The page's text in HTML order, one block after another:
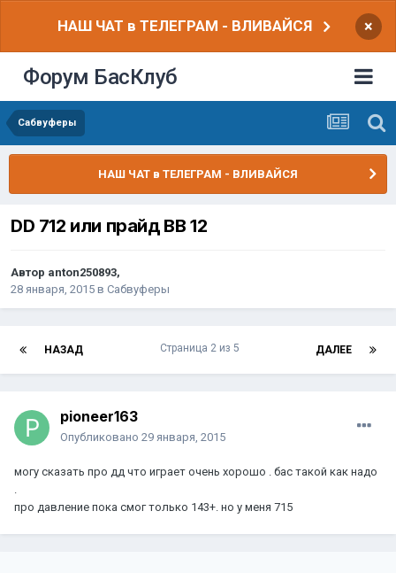
НАШ ЧАТ в ТЕЛЕГРАМ - ВЛИВАЙСЯ ×
Форум БасКлуб
Сабвуферы
НАШ ЧАТ в ТЕЛЕГРАМ - ВЛИВАЙСЯ
DD 712 или прайд BB 12
Автор anton250893,
28 января, 2015 в Сабвуферы
НАЗАД ДАЛЕЕ
Страница 2 из 5
pioneer163
Опубликовано 29 января, 2015
могу сказать про дд что играет очень хорошо . бас такой как надо
.
про давление пока смог только 143+. но у меня 715